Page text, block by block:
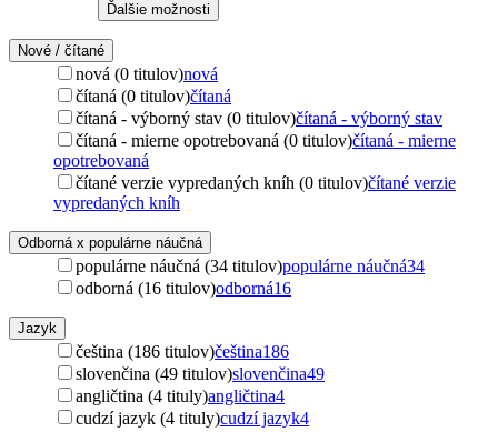
Ďalšie možnosti
Nové / čítané
nová (0 titulov)nová
čítaná (0 titulov)čítaná
čítaná - výborný stav (0 titulov)čítaná - výborný stav
čítaná - mierne opotrebovaná (0 titulov)čítaná - mierne
opotrebovaná
čítané verzie vypredaných kníh (0 titulov)čítané verzie
vypredaných kníh
Odborná x populárne náučná
populárne náučná (34 titulov)populárne náučná34
odborná (16 titulov)odborná16
Jazyk
čeština (186 titulov)čeština186
slovenčina (49 titulov)slovenčina49
angličtina (4 tituly)angličtina4
cudzí jazyk (4 tituly)cudzí jazyk4